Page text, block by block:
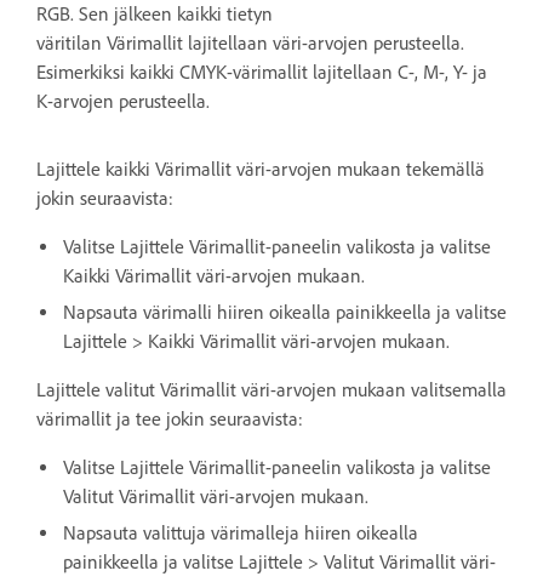
RGB. Sen jälkeen kaikki tietyn
väritilan Värimallit lajitellaan väri-arvojen perusteella.
Esimerkiksi kaikki CMYK-värimallit lajitellaan C-, M-, Y- ja
K-arvojen perusteella.
Lajittele kaikki Värimallit väri-arvojen mukaan tekemällä
jokin seuraavista:
Valitse Lajittele Värimallit-paneelin valikosta ja valitse
Kaikki Värimallit väri-arvojen mukaan.
Napsauta värimalli hiiren oikealla painikkeella ja valitse
Lajittele > Kaikki Värimallit väri-arvojen mukaan.
Lajittele valitut Värimallit väri-arvojen mukaan valitsemalla
värimallit ja tee jokin seuraavista:
Valitse Lajittele Värimallit-paneelin valikosta ja valitse
Valitut Värimallit väri-arvojen mukaan.
Napsauta valittuja värimalleja hiiren oikealla
painikkeella ja valitse Lajittele > Valitut Värimallit väri-